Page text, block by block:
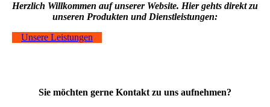
Herzlich Willkommen auf unserer Website. Hier gehts direkt zu
unseren Produkten und Dienstleistungen:
Unsere Leistungen
Sie möchten gerne Kontakt zu uns aufnehmen?